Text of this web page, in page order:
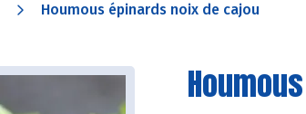
Houmous épinards noix de cajou